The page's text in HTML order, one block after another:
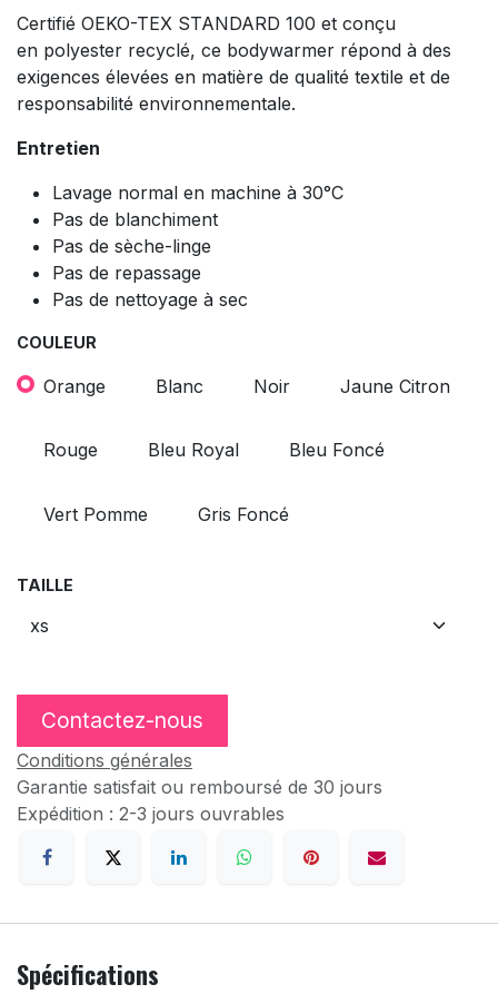
Certifié OEKO-TEX STANDARD 100 et conçu
en polyester recyclé, ce bodywarmer répond à des
exigences élevées en matière de qualité textile et de
responsabilité environnementale.
Entretien
Lavage normal en machine à 30°C
Pas de blanchiment
Pas de sèche-linge
Pas de repassage
Pas de nettoyage à sec
COULEUR
Orange Blanc Noir Jaune Citron
Rouge Bleu Royal Bleu Foncé
Vert Pomme Gris Foncé
TAILLE
Contactez-nous
Conditions générales
Garantie satisfait ou remboursé de 30 jours
Expédition : 2-3 jours ouvrables
Spécifications